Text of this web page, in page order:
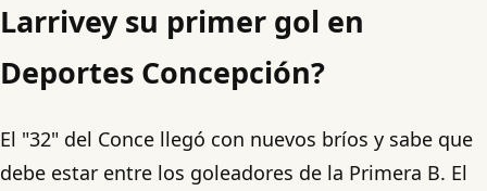
Larrivey su primer gol en
Deportes Concepción?
El "32" del Conce llegó con nuevos bríos y sabe que
debe estar entre los goleadores de la Primera B. El